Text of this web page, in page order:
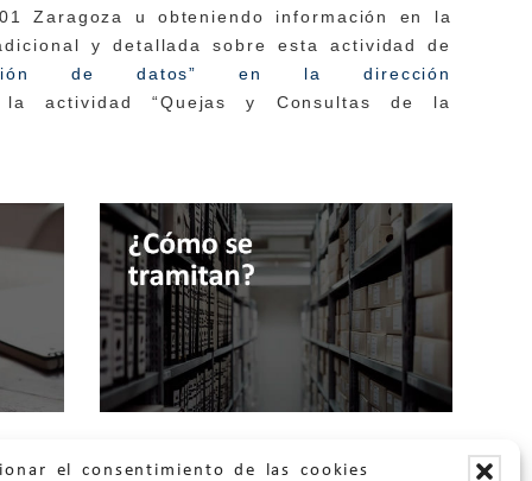
el consentimiento de las cookies
Zaragoza u obteniendo información en la
y detallada sobre esta actividad de
de datos” en la dirección
la actividad “Quejas y Consultas de la